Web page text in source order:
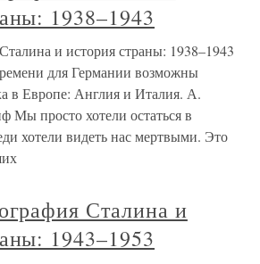
1938–1943
и история страны: 1938–1943
для Германии возможны
в Европе: Англия и Италия. А.
Мы просто хотели остаться в
хотели видеть нас мертвыми. Это
Сталина и
1943–1953